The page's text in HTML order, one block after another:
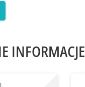
INFORMACJE